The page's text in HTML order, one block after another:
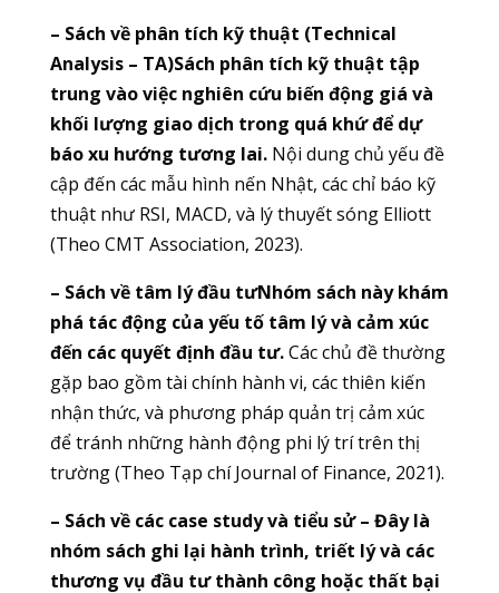
– Sách về phân tích kỹ thuật (Technical
Analysis – TA)Sách phân tích kỹ thuật tập
trung vào việc nghiên cứu biến động giá và
khối lượng giao dịch trong quá khứ để dự
báo xu hướng tương lai.Nội dung chủ yếu đề
cập đến các mẫu hình nến Nhật, các chỉ báo kỹ
thuật như RSI, MACD, và lý thuyết sóng Elliott
(Theo CMT Association, 2023).
– Sách về tâm lý đầu tưNhóm sách này khám
phá tác động của yếu tố tâm lý và cảm xúc
đến các quyết định đầu tư.Các chủ đề thường
gặp bao gồm tài chính hành vi, các thiên kiến
nhận thức, và phương pháp quản trị cảm xúc
để tránh những hành động phi lý trí trên thị
trường (Theo Tạp chí Journal of Finance, 2021).
– Sách về các case study và tiểu sử – Đây là
nhóm sách ghi lại hành trình, triết lý và các
thương vụ đầu tư thành công hoặc thất bại